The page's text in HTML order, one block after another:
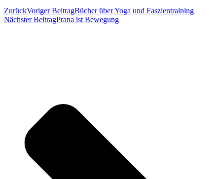
ZurückVoriger BeitragBücher über Yoga und Faszientraining
Nächster BeitragPrana ist Bewegung